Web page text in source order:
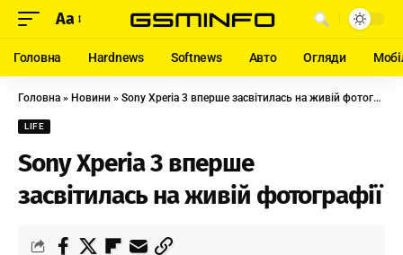
Aa
Головна Hardnews Softnews Авто Огляди
Головна » Новини » Sony Xperia 3 вперше засвітилась на живій фотографії
LIFE
Sony Xperia 3 вперше
засвітилась на живій фотографії